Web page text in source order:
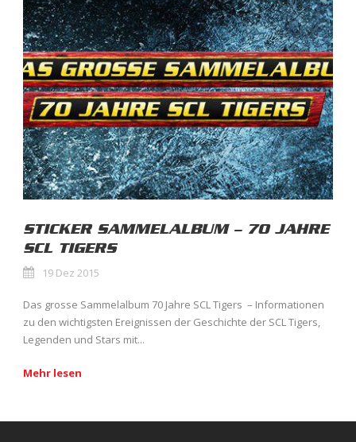
STICKER SAMMELALBUM – 70 JAHRE
SCL TIGERS
19 Dez 2015
Das grosse Sammelalbum 70 Jahre SCL Tigers – Informationen
zu den wichtigsten Ereignissen der Geschichte der SCL Tigers,
Legenden und Stars mit...
Mehr lesen